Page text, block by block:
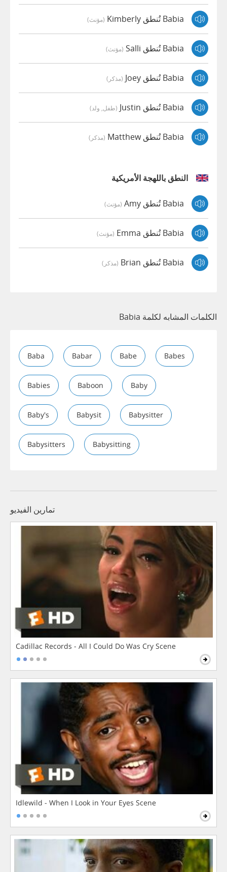
Babia تُنطق Kimberly (مؤنث)
Babia تُنطق Salli (مؤنث)
Babia تُنطق Joey (مذكر)
Babia تُنطق Justin (طفل, ولد)
Babia تُنطق Matthew (مذكر)
النطق باللهجة الأمريكية
Babia تُنطق Amy (مؤنث)
Babia تُنطق Emma (مؤنث)
Babia تُنطق Brian (مذكر)
الكلمات المشابه لكلمة Babia
Baba Babar Babe Babes
Babies Baboon Baby
Baby's Babysit Babysitter
Babysitters Babysitting
تمارين الفيديو
Cadillac Records - All I Could Do Was Cry Scene
Idlewild - When I Look in Your Eyes Scene